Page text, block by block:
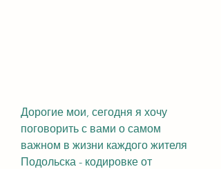
Дорогие мои, сегодня я хочу
поговорить с вами о самом
важном в жизни каждого жителя
Подольска - кодировке от